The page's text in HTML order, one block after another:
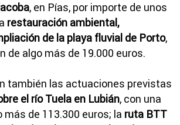
, en Pías, por importe de unos
restauración ambiental,
de la playa fluvial de Porto,
de algo más de 19.000 euros.
también las actuaciones previstas
el río Tuela en Lubián, con una
más de 113.300 euros; la ruta BTT